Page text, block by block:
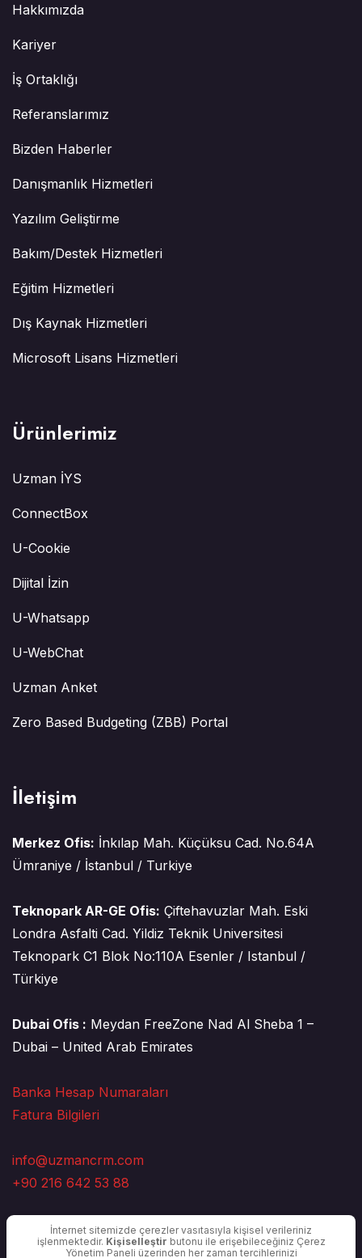
Hakkımızda
Kariyer
İş Ortaklığı
Referanslarımız
Bizden Haberler
Danışmanlık Hizmetleri
Yazılım Geliştirme
Bakım/Destek Hizmetleri
Eğitim Hizmetleri
Dış Kaynak Hizmetleri
Microsoft Lisans Hizmetleri
Ürünlerimiz
Uzman İYS
ConnectBox
U-Cookie
Dijital İzin
U-Whatsapp
U-WebChat
Uzman Anket
Zero Based Budgeting (ZBB) Portal
İletişim
Merkez Ofis: İnkılap Mah. Küçüksu Cad. No.64A
Ümraniye / İstanbul / Turkiye
Teknopark AR-GE Ofis: Çiftehavuzlar Mah. Eski
Londra Asfalti Cad. Yildiz Teknik Universitesi
Teknopark C1 Blok No:110A Esenler / Istanbul /
Türkiye
Dubai Ofis : Meydan FreeZone Nad Al Sheba 1 –
Dubai – United Arab Emirates
Banka Hesap Numaraları
Fatura Bilgileri
info@uzmancrm.com
+90 216 642 53 88
İnternet sitemizde çerezler vasıtasıyla kişisel verileriniz
işlenmektedir. Kişiselleştir butonu ile erişebileceğiniz Çerez
Yönetim Paneli üzerinden her zaman tercihlerinizi